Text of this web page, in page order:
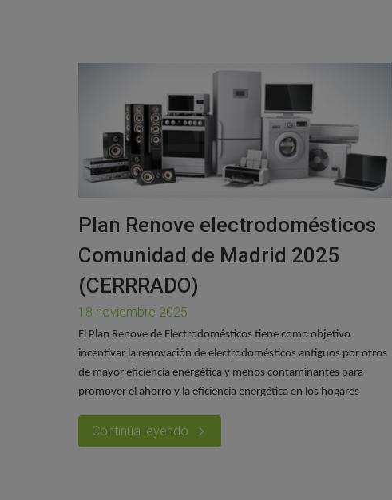
Plan Renove electrodomésticos
Comunidad de Madrid 2025
(CERRRADO)
18 noviembre 2025
El Plan Renove de Electrodomésticos tiene como objetivo
incentivar la renovación de electrodomésticos antiguos por otros
de mayor eficiencia energética y menos contaminantes para
promover el ahorro y la eficiencia energética en los hogares
Continúa leyendo